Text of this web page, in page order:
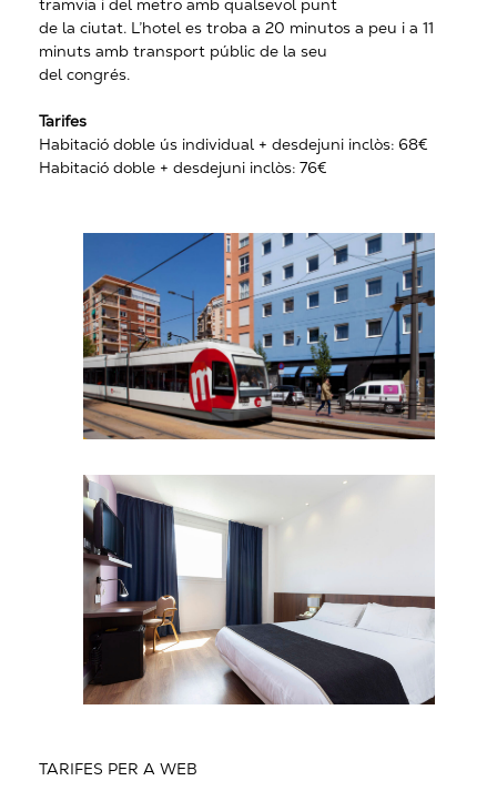
tramvia i del metro amb qualsevol punt
de la ciutat. L’hotel es troba a 20 minutos a peu i a 11
minuts amb transport públic de la seu
del congrés.
Tarifes
Habitació doble ús individual + desdejuni inclòs: 68€
Habitació doble + desdejuni inclòs: 76€
TARIFES PER A WEB